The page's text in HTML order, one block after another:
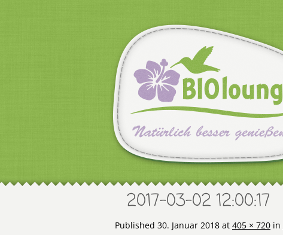
2017-03-02 12:00:17
Published 30. Januar 2018 at 405 × 720 in